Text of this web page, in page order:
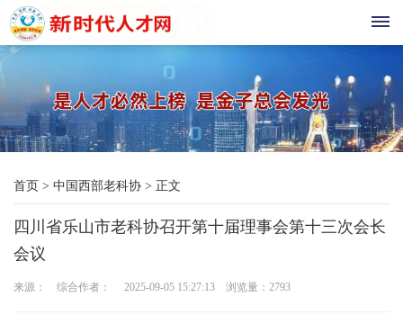
页
现
代
教
首页 > 中国西部老科协 > 正文
四川省乐山市老科协召开第十届理事会第十三次会长
会议
来源： 综合作者： 2025-09-05 15:27:13 浏览量： 2793